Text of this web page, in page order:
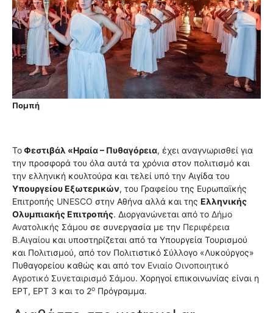
Πομπή
Το Φεστιβάλ «Ηραία – Πυθαγόρεια, έχει αναγνωρισθεί για
την προσφορά του όλα αυτά τα χρόνια στον πολιτισμό και
την ελληνική κουλτούρα και τελεί υπό την Αιγίδα του
Υπουργείου Εξωτερικών, του Γραφείου της Ευρωπαϊκής
Επιτροπής UNESCO στην Αθήνα αλλά και της Ελληνικής
Ολυμπιακής Επιτροπής. Διοργανώνεται από το Δήμο
Ανατολικής Σάμου σε συνεργασία με την Περιφέρεια
Β.Αιγαίοu και υποστηρίζεται από τα Υπουργεία Τουρισμού
και Πολιτισμού, από τον Πολιτιστικό Σύλλογο «Λυκούργος»
Πυθαγορείου καθώς και από τον Ενιαίο Οινοποιητικό
Αγροτικό Συνεταιρισμό Σάμου. Χορηγοί επικοινωνίας είναι η
ΕΡΤ, ΕΡΤ 3 και το 2ο Πρόγραμμα.